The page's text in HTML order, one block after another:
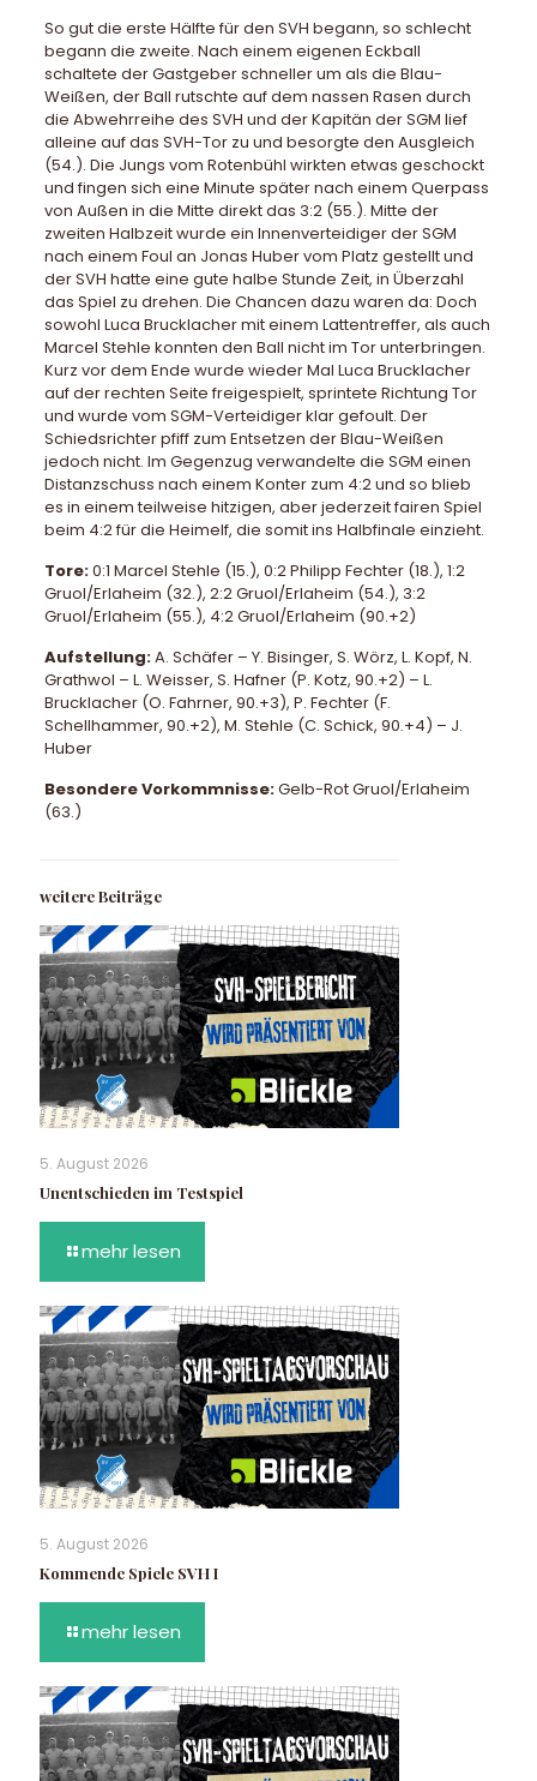
So gut die erste Hälfte für den SVH begann, so schlecht
begann die zweite. Nach einem eigenen Eckball
schaltete der Gastgeber schneller um als die Blau-
Weißen, der Ball rutschte auf dem nassen Rasen durch
die Abwehrreihe des SVH und der Kapitän der SGM lief
alleine auf das SVH-Tor zu und besorgte den Ausgleich
(54.). Die Jungs vom Rotenbühl wirkten etwas geschockt
und fingen sich eine Minute später nach einem Querpass
von Außen in die Mitte direkt das 3:2 (55.). Mitte der
zweiten Halbzeit wurde ein Innenverteidiger der SGM
nach einem Foul an Jonas Huber vom Platz gestellt und
der SVH hatte eine gute halbe Stunde Zeit, in Überzahl
das Spiel zu drehen. Die Chancen dazu waren da: Doch
sowohl Luca Brucklacher mit einem Lattentreffer, als auch
Marcel Stehle konnten den Ball nicht im Tor unterbringen.
Kurz vor dem Ende wurde wieder Mal Luca Brucklacher
auf der rechten Seite freigespielt, sprintete Richtung Tor
und wurde vom SGM-Verteidiger klar gefoult. Der
Schiedsrichter pfiff zum Entsetzen der Blau-Weißen
jedoch nicht. Im Gegenzug verwandelte die SGM einen
Distanzschuss nach einem Konter zum 4:2 und so blieb
es in einem teilweise hitzigen, aber jederzeit fairen Spiel
beim 4:2 für die Heimelf, die somit ins Halbfinale einzieht.
Tore:0:1 Marcel Stehle (15.), 0:2 Philipp Fechter (18.), 1:2
Gruol/Erlaheim (32.), 2:2 Gruol/Erlaheim (54.), 3:2
Gruol/Erlaheim (55.), 4:2 Gruol/Erlaheim (90.+2)
Aufstellung:A. Schäfer – Y. Bisinger, S. Wörz, L. Kopf, N.
Grathwol – L. Weisser, S. Hafner (P. Kotz, 90.+2) – L.
Brucklacher (O. Fahrner, 90.+3), P. Fechter (F.
Schellhammer, 90.+2), M. Stehle (C. Schick, 90.+4) – J.
Huber
Besondere Vorkommnisse:Gelb-Rot Gruol/Erlaheim
(63.)
weitere Beiträge
5. August 2026
Unentschieden im Testspiel
mehr lesen
5. August 2026
Kommende Spiele SVH I
mehr lesen